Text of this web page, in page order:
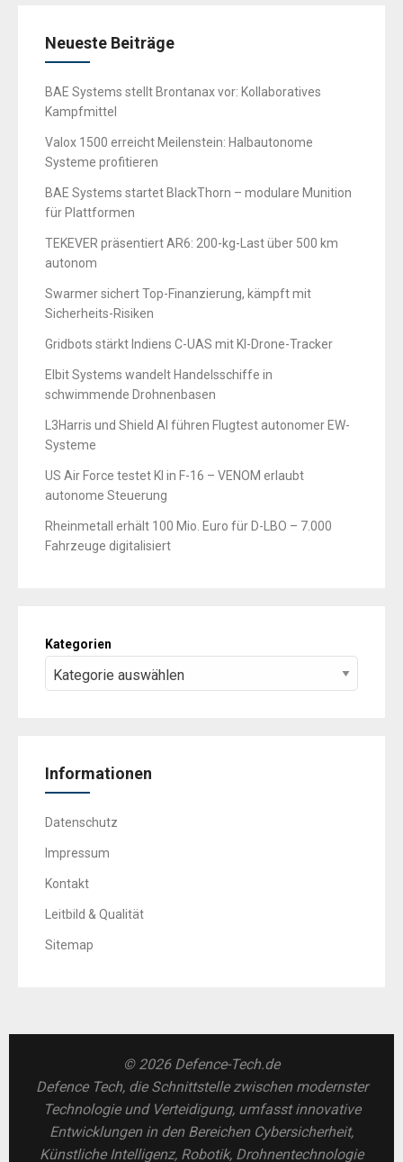
Neueste Beiträge
BAE Systems stellt Brontanax vor: Kollaboratives
Kampfmittel
Valox 1500 erreicht Meilenstein: Halbautonome
Systeme profitieren
BAE Systems startet BlackThorn – modulare Munition
für Plattformen
TEKEVER präsentiert AR6: 200-kg-Last über 500 km
autonom
Swarmer sichert Top-Finanzierung, kämpft mit
Sicherheits-Risiken
Gridbots stärkt Indiens C-UAS mit KI-Drone-Tracker
Elbit Systems wandelt Handelsschiffe in
schwimmende Drohnenbasen
L3Harris und Shield AI führen Flugtest autonomer EW-
Systeme
US Air Force testet KI in F-16 – VENOM erlaubt
autonome Steuerung
Rheinmetall erhält 100 Mio. Euro für D-LBO – 7.000
Fahrzeuge digitalisiert
Kategorien
Informationen
Datenschutz
Impressum
Kontakt
Leitbild & Qualität
Sitemap
© 2026 Defence-Tech.de
Defence Tech, die Schnittstelle zwischen modernster
Technologie und Verteidigung, umfasst innovative
Entwicklungen in den Bereichen Cybersicherheit,
Künstliche Intelligenz, Robotik, Drohnentechnologie